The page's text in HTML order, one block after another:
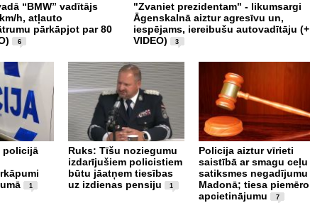
“BMW” vadītājs
h, atļauto
pārkāpjot par 80
6
"Zvaniet prezidentam" - likumsargi
Āgenskalnā aiztur agresīvu un,
iespējams, iereibušu autovadītāju (+
VIDEO)
3
policijā
1
Ruks: Tīšu noziegumu
izdarījušiem policistiem
būtu jāatņem tiesības
uz izdienas pensiju
1
Policija aiztur vīrieti
saistībā ar smagu ceļu
satiksmes negadījumu
Madonā; tiesa piemēro
apcietinājumu
7